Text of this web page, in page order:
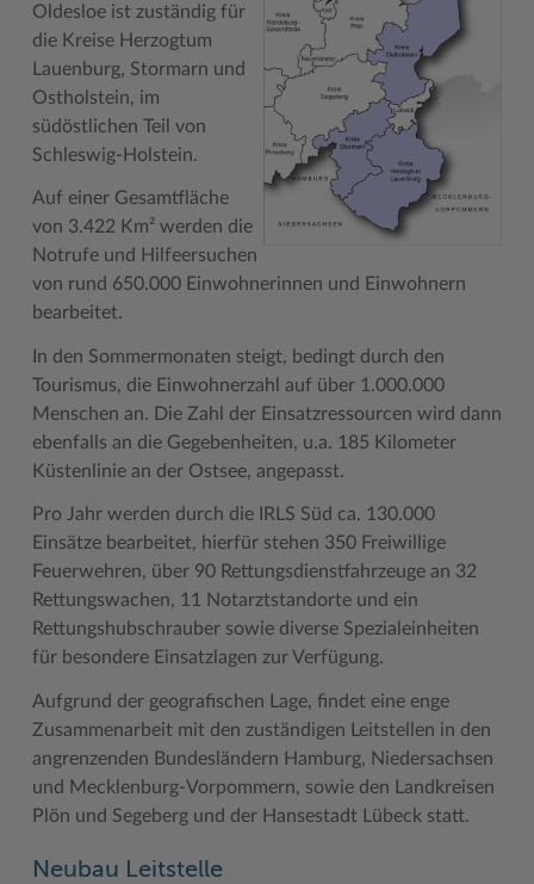
Wunsch-Kennzeichen ↗
Zuständigkeitsfinder SH ↗
Stellenangebote
Stormarninfo
Termine
Ukrainehilfe
#MeinStormarn
Karrieretag
Wahlen im Kreis
Wappen und Geschichte
Wappenrolle
Was ist ein Kreis?
Umlandscout Hamburg
Vereine und Gruppen
Wälder und Moore
Oldesloe ist zuständig für
die Kreise Herzogtum
Lauenburg, Stormarn und
Ostholstein, im
südöstlichen Teil von
Schleswig-Holstein.
Auf einer Gesamtfläche
von 3.422 Km² werden die
Notrufe und Hilfeersuchen
von rund 650.000 Einwohnerinnen und Einwohnern
bearbeitet.
In den Sommermonaten steigt, bedingt durch den
Tourismus, die Einwohnerzahl auf über 1.000.000
Menschen an. Die Zahl der Einsatzressourcen wird dann
ebenfalls an die Gegebenheiten, u.a. 185 Kilometer
Küstenlinie an der Ostsee, angepasst.
Pro Jahr werden durch die IRLS Süd ca. 130.000
Einsätze bearbeitet, hierfür stehen 350 Freiwillige
Feuerwehren, über 90 Rettungsdienstfahrzeuge an 32
Rettungswachen, 11 Notarztstandorte und ein
Rettungshubschrauber sowie diverse Spezialeinheiten
für besondere Einsatzlagen zur Verfügung.
Aufgrund der geografischen Lage, findet eine enge
Zusammenarbeit mit den zuständigen Leitstellen in den
angrenzenden Bundesländern Hamburg, Niedersachsen
und Mecklenburg-Vorpommern, sowie den Landkreisen
Plön und Segeberg und der Hansestadt Lübeck statt.
Neubau Leitstelle